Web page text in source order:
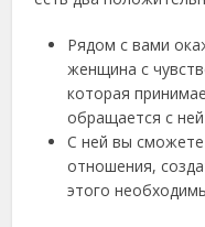
Рядом с вами
женщина с
которая
обращается с
С ней вы
отношения,
этого